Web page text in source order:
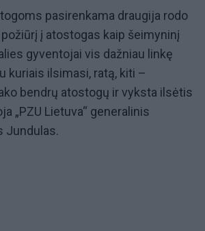
pasirenkama draugija rodo
į atostogas kaip šeimyninį
gyventojai vis dažniau linkę
kuriais ilsimasi, ratą, kiti –
bendrų atostogų ir vyksta ilsėtis
„PZU Lietuva“ generalinis
Jundulas.